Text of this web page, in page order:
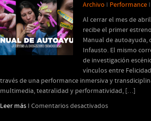
Archivo I Performance I
Al cerrar el mes de
recibe el primer
Manual de autoayuda,
Infausto. El mismo
de investigación
vínculos entre
través de una performance inmersiva y
multimedia, teatralidad y performatividad, […]
Leer más I Comentarios desactivadosen